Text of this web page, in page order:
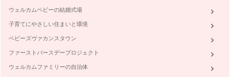
カフェインレスって安心？カフェインレスコーヒーが出来るま
一番有名なのは、皆さんご存知、興奮作用。 これは、コーヒ
ー発見の伝説にも言われてい…
ウェルカムベビーの結婚式場
子育てにやさしい住まいと環境
ベビーズヴァカンスタウン
ファーストバースデープロジェクト
ウェルカムファミリーの自治体